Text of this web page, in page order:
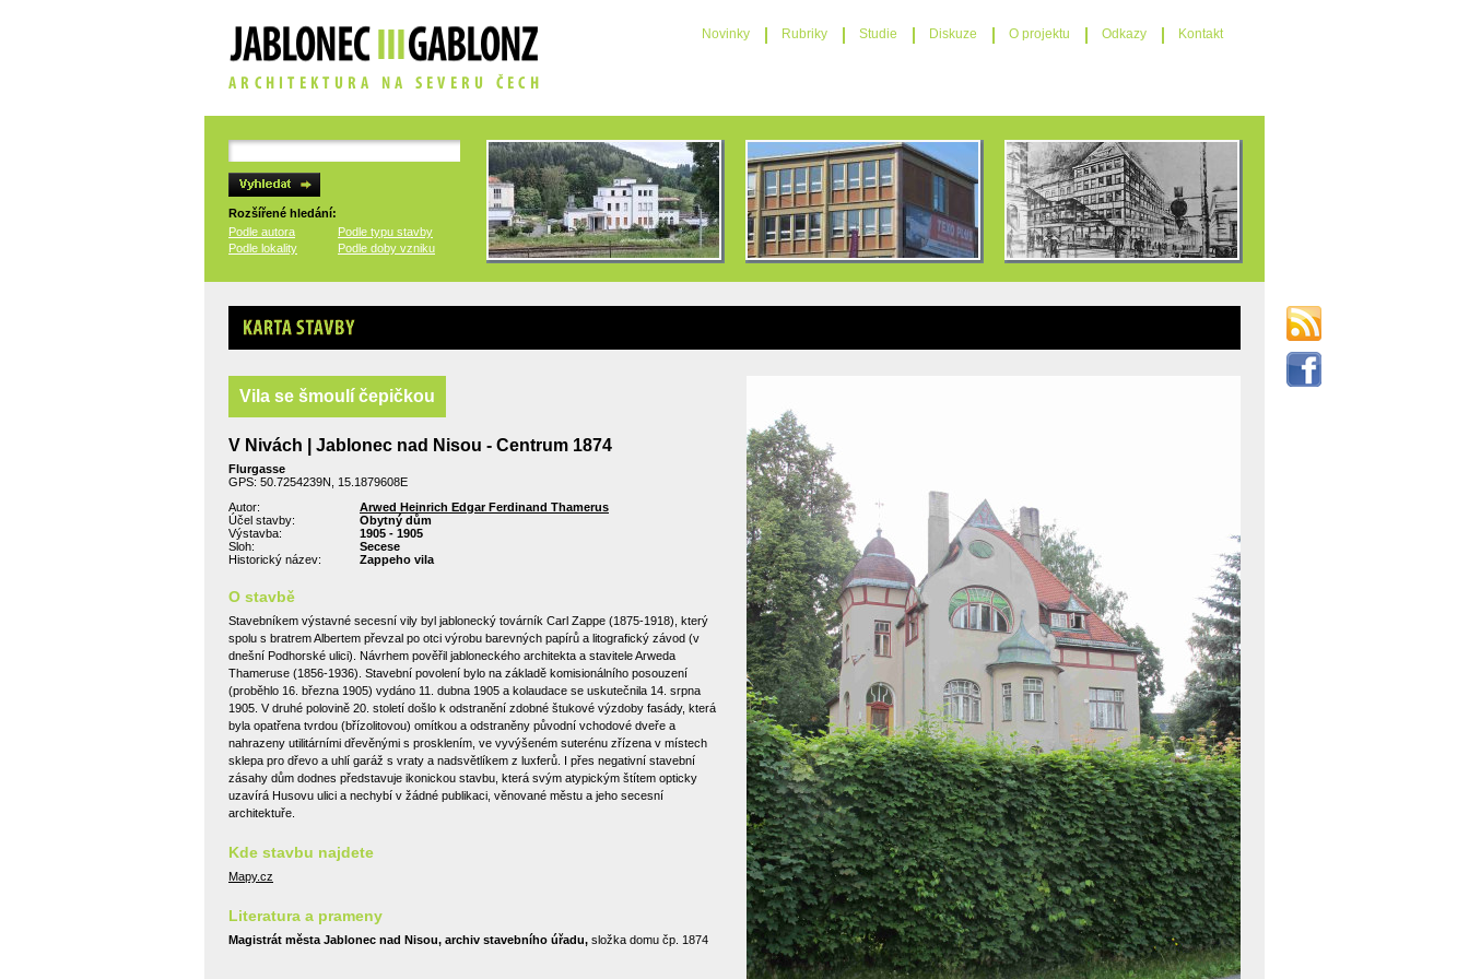
Novinky Rubriky Studie Diskuze O projektu Odkazy Kontakt
Rozšířené hledání:
Podle autora
Podle typu stavby
Podle lokality
Podle doby vzniku
Karta stavby
Vila se šmoulí čepičkou
V Nivách | Jablonec nad Nisou - Centrum 1874
Flurgasse
GPS: 50.7254239N, 15.1879608E
Autor:
Arwed Heinrich Edgar Ferdinand Thamerus
Účel stavby:
Obytný dům
Výstavba:
1905 - 1905
Sloh:
Secese
Historický název:
Zappeho vila
O stavbě
Stavebníkem výstavné secesní vily byl jablonecký továrník Carl Zappe (1875-1918), který
spolu s bratrem Albertem převzal po otci výrobu barevných papírů a litografický závod (v
dnešní Podhorské ulici). Návrhem pověřil jabloneckého architekta a stavitele Arweda
Thameruse (1856-1936). Stavební povolení bylo na základě komisionálního posouzení
(proběhlo 16. března 1905) vydáno 11. dubna 1905 a kolaudace se uskutečnila 14. srpna
1905. V druhé polovině 20. století došlo k odstranění zdobné štukové výzdoby fasády, která
byla opatřena tvrdou (břízolitovou) omítkou a odstraněny původní vchodové dveře a
nahrazeny utilitárními dřevěnými s prosklením, ve vyvýšeném suterénu zřízena v místech
sklepa pro dřevo a uhlí garáž s vraty a nadsvětlíkem z luxferů. I přes negativní stavební
zásahy dům dodnes představuje ikonickou stavbu, která svým atypickým štítem opticky
uzavírá Husovu ulici a nechybí v žádné publikaci, věnované městu a jeho secesní
architektuře.
Kde stavbu najdete
Mapy.cz
Literatura a prameny
Magistrát města Jablonec nad Nisou, archiv stavebního úřadu, složka domu čp. 1874